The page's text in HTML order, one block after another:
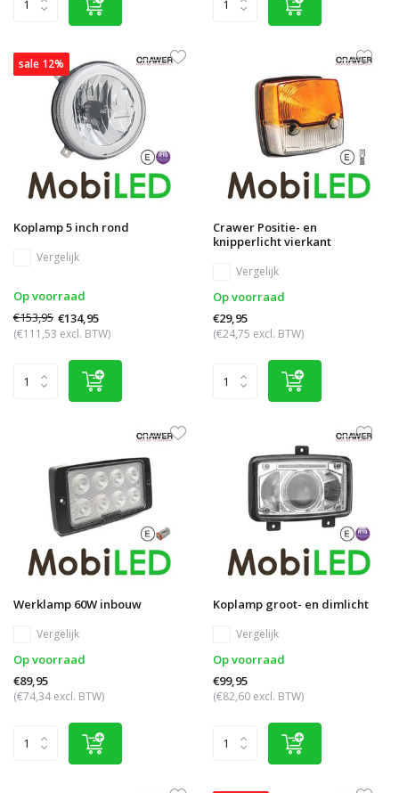
sale 12%
Koplamp 5 inch rond
Vergelijk
Op voorraad
€153,95 €134,95
(€111,53 excl. BTW)
Crawer Positie- en
knipperlicht vierkant
Vergelijk
Op voorraad
€29,95
(€24,75 excl. BTW)
Werklamp 60W inbouw
Vergelijk
Op voorraad
€89,95
(€74,34 excl. BTW)
Koplamp groot- en dimlicht
Vergelijk
Op voorraad
€99,95
(€82,60 excl. BTW)